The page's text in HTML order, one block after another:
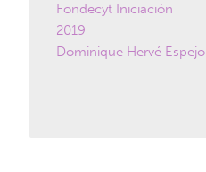
Fondecyt Iniciación
2019
Dominique Hervé Espejo